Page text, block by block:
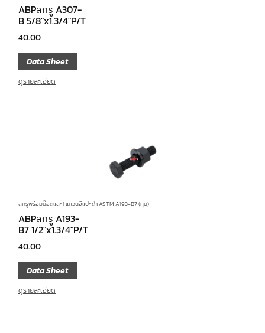
ABPสกรู A307-
B 5/8″x1.3/4″P/T
40.00
Data Sheet
ดูรายละเอียด
สกรูพร้อมน๊อตและ 1 แหวนอีแปะ ดำ ASTM A193-B7 (หุน)
ABPสกรู A193-
B7 1/2″x1.3/4″P/T
40.00
Data Sheet
ดูรายละเอียด